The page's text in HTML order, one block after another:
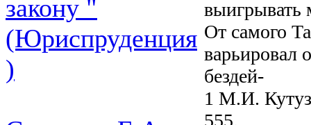
закону "
(Юриспруденция
)
выигрывать
От самого
варьировал
бездей-
1 М.И.
555.